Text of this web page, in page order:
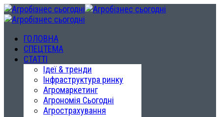
ГОЛОВНА
СПЕЦТЕМА
СТАТТІ
Ідеї & тренди
Інфраструктура ринку
Агромаркетинг
Агрономія Сьогодні
Агрострахування